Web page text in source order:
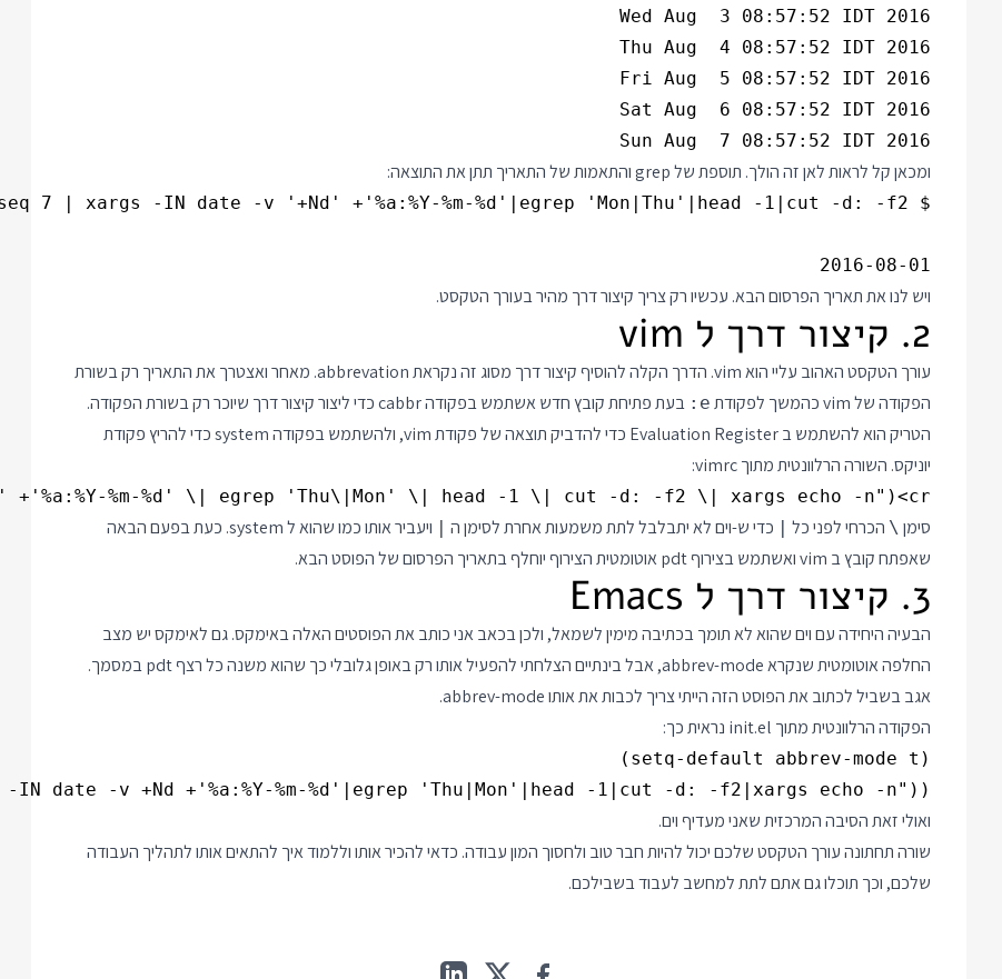
Sun Aug  7 08:57:52 IDT 2016
ומכאן קל לראות לאן זה הולך. תוספת של grep והתאמות של התאריך תתן את התוצאה:
2016-08-01
ויש לנו את תאריך הפרסום הבא. עכשיו רק צריך קיצור דרך מהיר בעורך הטקסט.
2. קיצור דרך ל vim
עורך הטקסט האהוב עליי הוא vim. הדרך הקלה להוסיף קיצור דרך מסוג זה נקראת abbrevation. מאחר ואצטרך את התאריך רק בשורת
הפקודה של vim כהמשך לפקודת
:e בעת פתיחת קובץ חדש אשתמש בפקודה cabbr כדי ליצור קיצור דרך שיוכר רק בשורת הפקודה.
הטריק הוא להשתמש ב Evaluation Register כדי להדביק תוצאה של פקודת vim, ולהשתמש בפקודה system כדי להריץ פקודת
יוניקס. השורה הרלוונטית מתוך vimrc:
+'%a:%Y-%m-%d' \| egrep 'Thu\|Mon' \| head -1 \| cut -d: -f2 \| xargs echo -n")<cr>
סימן \ הכרחי לפני כל כדי ש-וים לא יתבלבל לתת משמעות אחרת לסימן ה
ויעביר אותו כמו שהוא ל system. כעת בפעם הבאה
שאפתח קובץ ב vim ואשתמש בצירוף pdt אוטומטית הצירוף יוחלף בתאריך הפרסום של הפוסט הבא.
3. קיצור דרך ל Emacs
הבעיה היחידה עם וים שהוא לא תומך בכתיבה מימין לשמאל, ולכן בכאב אני כותב את הפוסטים האלה באימקס. גם לאימקס יש מצב
החלפה אוטומטית שנקרא abbrev-mode, אבל בינתיים הצלחתי להפעיל אותו רק באופן גלובלי כך שהוא משנה כל רצף pdt במסמך.
אגב בשביל לכתוב את הפוסט הזה הייתי צריך לכבות את אותו abbrev-mode.
הפקודה הרלוונטית מתוך init.el נראית כך:
(define-abbrev global-abbrev-table "pdt" (shell-command-to-string "seq 7|xargs -IN date -v +Nd +'%a:%Y-%m-%d'|egrep 'Thu|Mon'|head -1|cut -d: -f2|xargs echo -n"))
ואולי זאת הסיבה המרכזית שאני מעדיף וים.
שורה תחתונה עורך הטקסט שלכם יכול להיות חבר טוב ולחסוך המון עבודה. כדאי להכיר אותו וללמוד איך להתאים אותו לתהליך העבודה
שלכם, וכך תוכלו גם אתם לתת למחשב לעבוד בשבילכם.